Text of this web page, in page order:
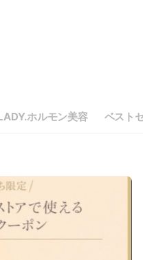
ホルモン美容 ベスト